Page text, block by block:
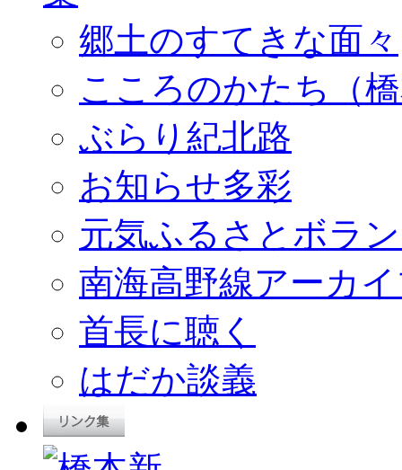
郷土のすてきな面々
こころのかたち（
ぶらり紀北路
お知らせ多彩
元気ふるさとボラ
南海高野線アーカ
首長に聴く
はだか談義